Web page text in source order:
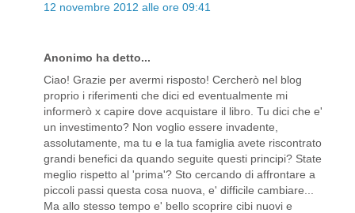
12 novembre 2012 alle ore 09:41
Anonimo ha detto...
Ciao! Grazie per avermi risposto! Cercherò nel blog
proprio i riferimenti che dici ed eventualmente mi
informerò x capire dove acquistare il libro. Tu dici che e'
un investimento? Non voglio essere invadente,
assolutamente, ma tu e la tua famiglia avete riscontrato
grandi benefici da quando seguite questi principi? State
meglio rispetto al 'prima'? Sto cercando di affrontare a
piccoli passi questa cosa nuova, e' difficile cambiare...
Ma allo stesso tempo e' bello scoprire cibi nuovi e